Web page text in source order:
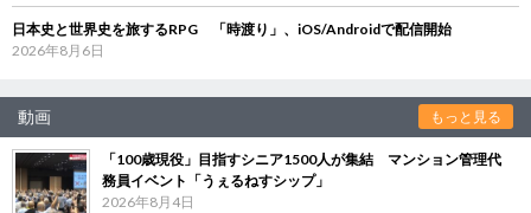
日本史と世界史を旅するRPG 「時渡り」、iOS/Androidで配信開始
2026年8月6日
動画 もっと見る
「100歳現役」目指すシニア1500人が集結 マンション管理代
務員イベント「うぇるねすシップ」
2026年8月4日